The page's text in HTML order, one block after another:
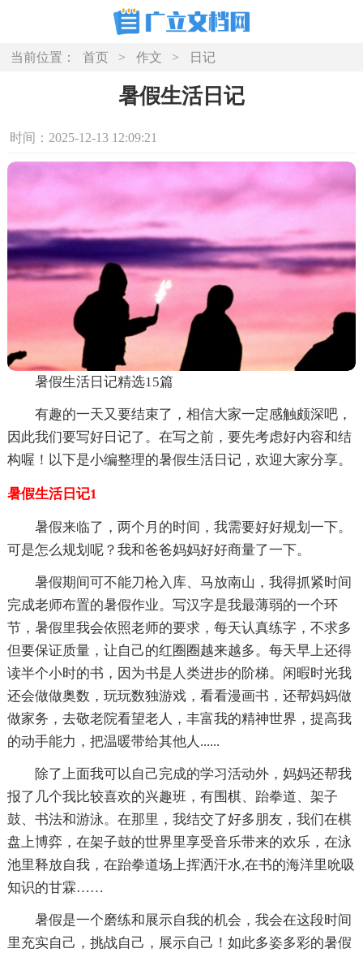
当前位置： 首页 > 作文 > 日记
暑假生活日记
时间：2025-12-13 12:09:21
暑假生活日记精选15篇
有趣的一天又要结束了，相信大家一定感触颇深吧，
因此我们要写好日记了。在写之前，要先考虑好内容和结
构喔！以下是小编整理的暑假生活日记，欢迎大家分享。
暑假生活日记1
暑假来临了，两个月的时间，我需要好好规划一下。
可是怎么规划呢？我和爸爸妈妈好好商量了一下。
暑假期间可不能刀枪入库、马放南山，我得抓紧时间
完成老师布置的暑假作业。写汉字是我最薄弱的一个环
节，暑假里我会依照老师的要求，每天认真练字，不求多
但要保证质量，让自己的红圈圈越来越多。每天早上还得
读半个小时的书，因为书是人类进步的阶梯。闲暇时光我
还会做做奥数，玩玩数独游戏，看看漫画书，还帮妈妈做
做家务，去敬老院看望老人，丰富我的精神世界，提高我
的动手能力，把温暖带给其他人......
除了上面我可以自己完成的学习活动外，妈妈还帮我
报了几个我比较喜欢的兴趣班，有围棋、跆拳道、架子
鼓、书法和游泳。在那里，我结交了好多朋友，我们在棋
盘上博弈，在架子鼓的世界里享受音乐带来的欢乐，在泳
池里释放自我，在跆拳道场上挥洒汗水,在书的海洋里吮吸
知识的甘霖……
暑假是一个磨练和展示自我的机会，我会在这段时间
里充实自己，挑战自己，展示自己！如此多姿多彩的暑假